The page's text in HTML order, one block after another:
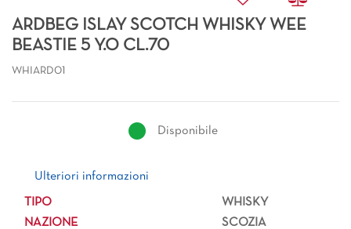
ARDBEG ISLAY SCOTCH WHISKY WEE
BEASTIE 5 Y.O CL.70
WHIARD01
Disponibile
Ulteriori informazioni
Ulteriori informazioni
TIPO
WHISKY
NAZIONE
SCOZIA